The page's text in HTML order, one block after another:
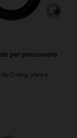
per percussore
O-ring, sfera e